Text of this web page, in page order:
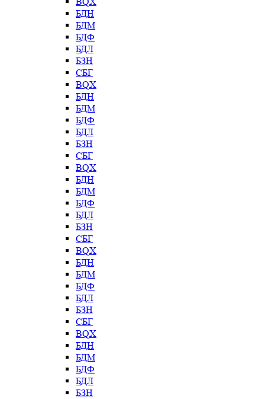
БДН
БДМ
БДФ
БДЛ
БЗН
СБГ
BQX
БДН
БДМ
БДФ
БДЛ
БЗН
СБГ
BQX
БДН
БДМ
БДФ
БДЛ
БЗН
СБГ
BQX
БДН
БДМ
БДФ
БДЛ
БЗН
СБГ
BQX
БДН
БДМ
БДФ
БДЛ
БЗН